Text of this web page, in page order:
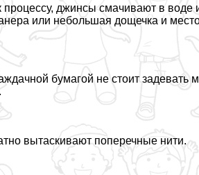
процессу, джинсы смачивают в
или небольшая дощечка и
бумагой не стоит задевать
вытаскивают поперечные нити.